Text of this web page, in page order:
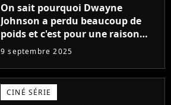
On sait pourquoi Dwayne
Johnson a perdu beaucoup de
poids et c'est pour une raison
importante
9 septembre 2025
CINÉ SÉRIE